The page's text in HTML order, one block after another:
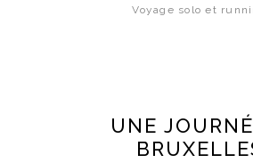
Voyage solo et
UNE